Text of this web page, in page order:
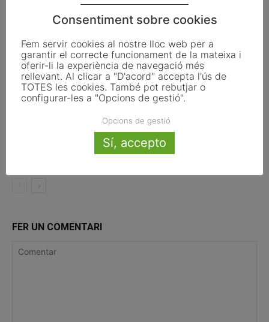
veurà des dels municipis de Catalunya
Pals reclama revisar el decret dels
habitatges d’ús turístic per preservar
l’autonomia municipal
La UE activa les primeres obligacions
de transparència de la Llei d’IA que
afecten els ajuntaments
FER UN COMENTARI
Consentiment sobre cookies
Fem servir cookies al nostre lloc web per a
garantir el correcte funcionament de la mateixa i
oferir-li la experiència de navegació més
rellevant. Al clicar a "D'acord" accepta l'ús de
TOTES les cookies. També pot rebutjar o
configurar-les a "Opcions de gestió".
Opcions de gestió
Sí, accepto